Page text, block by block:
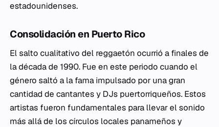
estadounidenses.
Consolidación en Puerto Rico
El salto cualitativo del reggaetón ocurrió a finales de
la década de 1990. Fue en este periodo cuando el
género saltó a la fama impulsado por una gran
cantidad de cantantes y DJs puertorriqueños. Estos
artistas fueron fundamentales para llevar el sonido
más allá de los círculos locales panameños y